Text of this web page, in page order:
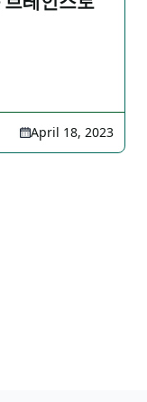
April 18, 2023